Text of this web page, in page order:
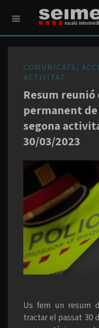
COMUNICATS,
ACTIVITAT
Resum
permanent
segona
30/03/2023
Us fem un resum
tractar el passat 30